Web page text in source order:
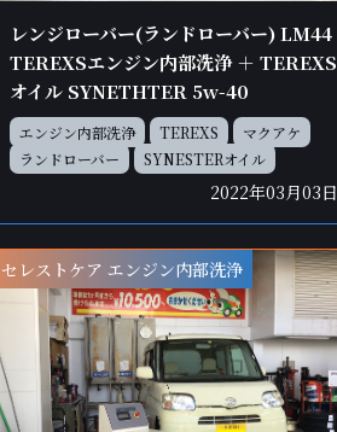
レンジローバー(ランドローバー) LM44
TEREXSエンジン内部洗浄 ＋ TEREXS
オイル SYNETHTER 5w-40
エンジン内部洗浄 TEREXS
マクアケ
ランドローバー
SYNESTERオイル
2022年03月03日
セレストケア エンジン内部洗浄